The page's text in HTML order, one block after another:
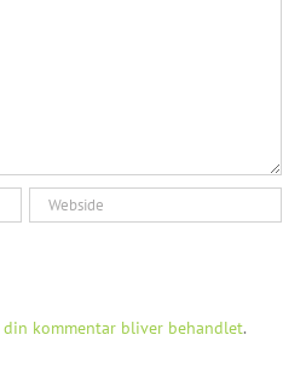
kommentar bliver behandlet.